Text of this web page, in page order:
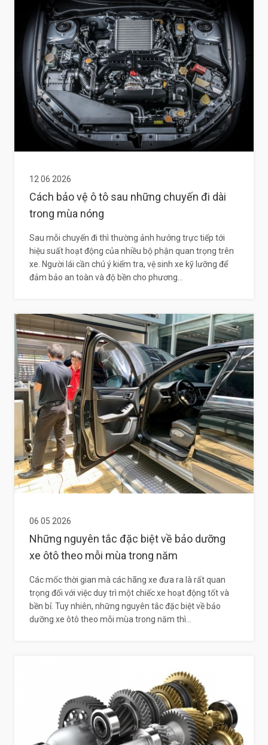
12 06 2026
Cách bảo vệ ô tô sau những chuyến đi dài
trong mùa nóng
Sau mỗi chuyến đi thì thường ảnh hưởng trực tiếp tới
hiệu suất hoạt động của nhiều bộ phận quan trọng trên
xe. Người lái cần chú ý kiểm tra, vệ sinh xe kỹ lưỡng để
đảm bảo an toàn và độ bền cho phương...
06 05 2026
Những nguyên tắc đặc biệt về bảo dưỡng
xe ôtô theo mỗi mùa trong năm
Các mốc thời gian mà các hãng xe đưa ra là rất quan
trọng đối với việc duy trì một chiếc xe hoạt động tốt và
bền bỉ. Tuy nhiên, những nguyên tắc đặc biệt về bảo
dưỡng xe ôtô theo mỗi mùa trong năm thì...